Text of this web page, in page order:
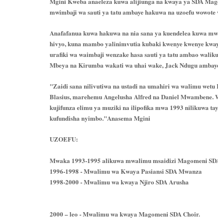
mwimbaji wa sauti ya tatu ambaye hakuwa na uzoefu
Anafafanua kuwa hakuwa na nia sana ya kuendelea kuwa
hivyo, kuna mambo yalinimvutia kubaki kwenye kwenye
urafiki wa waimbaji wenzake hasa sauti ya tatu ambao
Mbeya na Kirumba wakati wa uhai wake, Jack Ndugu
"Zaidi sana nilivutiwa na ustadi na umahiri wa walimu
Blasius, marehemu Angelusha Alfred na Daniel
kujifunza elimu ya muziki na ilipofika mwa 1993 nilikuwa
kufundisha nyimbo."Anasema Mgini
UZOEFU:
Mwaka 1993-1995 alikuwa mwalimu msaidizi Magomeni
1996-1998 - Mwalimu wa Kwaya Pasiansi SDA Mwanza
1998-2000 - Mwalimu wa kwaya Njiro SDA Arusha
2000 – leo - Mwalimu wa kwaya Magomeni SDA Choir.